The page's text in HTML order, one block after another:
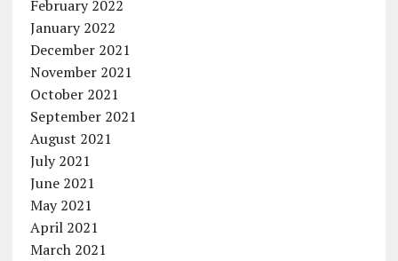
February 2022
January 2022
December 2021
November 2021
October 2021
September 2021
August 2021
July 2021
June 2021
May 2021
April 2021
March 2021